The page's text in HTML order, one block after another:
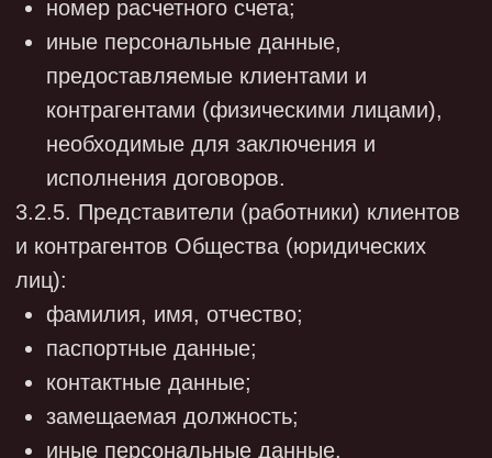
подписанного электронной подписью, с
использованием информационной системы
Роскомнадзора.
персональных данных допускается только
при наличии письменного согласия субъекта
составляют ситуации, предусмотренные ч.2
ст.11 Закона о персональных данных.
4.6. Общество не осуществляет
данных.
4.7. Обработка персональных данных
систематизации, накопления, хранения,
уточнения (обновления, изменения),
использования, распространения (в том